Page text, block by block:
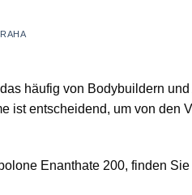
häufig von Bodybuildern und
ist entscheidend, um von den
Enanthate 200, finden